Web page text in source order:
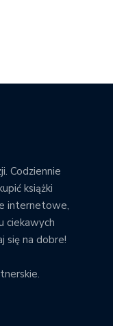
Codziennie
książki
internetowe,
ciekawych
się na dobre!